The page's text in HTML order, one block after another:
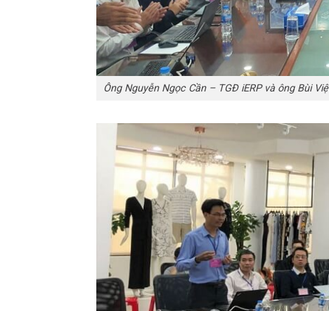
Ông Nguyễn Ngọc Cần – TGĐ iERP và ông Bùi